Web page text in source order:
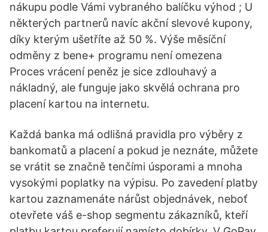
nákupu podle Vámi vybraného balíčku výhod ; U
některých partnerů navíc akční slevové kupony,
díky kterým ušetříte až 50 %. Výše měsíční
odměny z bene+ programu není omezena
Proces vrácení peněz je sice zdlouhavý a
nákladný, ale funguje jako skvělá ochrana pro
placení kartou na internetu.
Každá banka má odlišná pravidla pro výběry z
bankomatů a placení a pokud je neznáte, můžete
se vrátit se značně tenčími úsporami a mnoha
vysokými poplatky na výpisu. Po zavedení platby
kartou zaznamenáte nárůst objednávek, neboť
otevřete váš e-shop segmentu zákazníků, kteří